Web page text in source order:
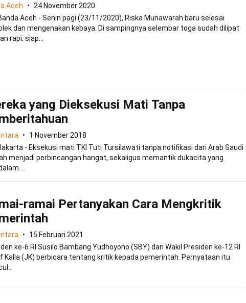
Aceh
24 November 2020
Aceh - Senin pagi (23/11/2020), Riska Munawarah baru selesai
dan mengenakan kebaya. Di sampingnya selembar toga sudah dilipat
rapi, siap...
yang Dieksekusi Mati Tanpa
1 November 2018
- Eksekusi mati TKI Tuti Tursilawati tanpa notifikasi dari Arab Saudi
menjadi perbincangan hangat, sekaligus memantik dukacita yang
ramai Pertanyakan Cara Mengkritik
15 Februari 2021
ke-6 RI Susilo Bambang Yudhoyono (SBY) dan Wakil Presiden ke-12 RI
Kalla (JK) berbicara tentang kritik kepada pemerintah. Pernyataan itu